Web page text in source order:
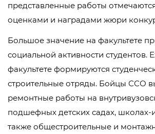
представленные работы
оценками и наградами жюри
Большое значение на факультете
социальной активности студентов.
факультете формируются
строительные отряды. Бойцы ССО
ремонтные работы на
подшефных детских садах, школах-
также общестроительные и